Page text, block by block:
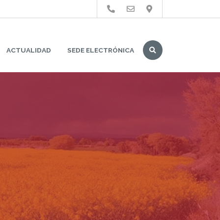
ACTUALIDAD SEDE ELECTRÓNICA
Buscar